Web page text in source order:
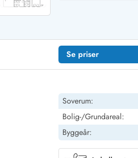
Se priser
Soverum:
Bolig-/Grundareal:
Byggeår: